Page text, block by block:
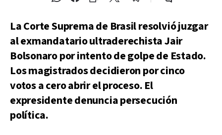
La Corte Suprema de Brasil resolvió juzgar
al exmandatario ultraderechista Jair
Bolsonaro por intento de golpe de Estado.
Los magistrados decidieron por cinco
votos a cero abrir el proceso. El
expresidente denuncia persecución
política.